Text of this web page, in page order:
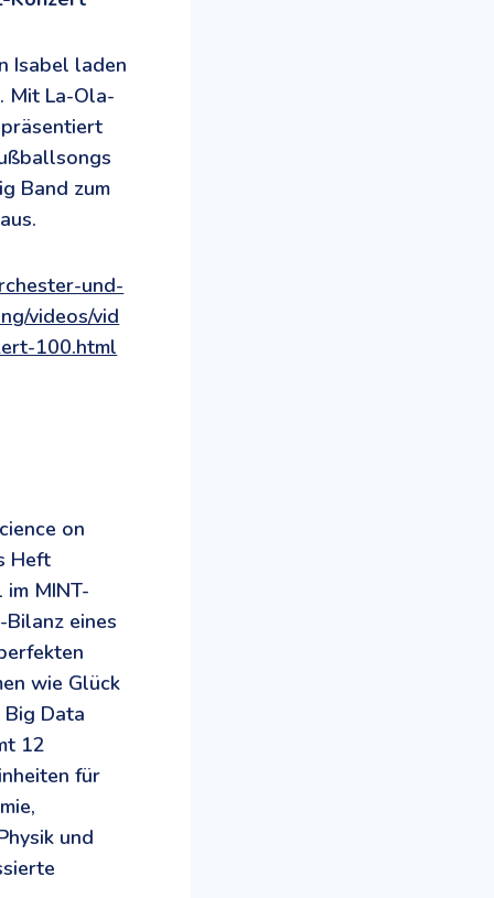
Isabel laden
Mit La-Ola-
Band zum
und-
videos/vid
100.html
on
Heft
MINT-
eines
wie Glück
Big Data
12
für
und